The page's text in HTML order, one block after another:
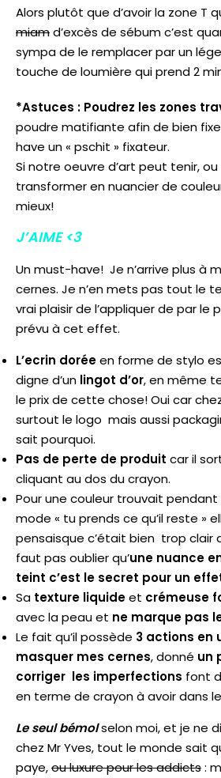
Alors plutôt que d’avoir la zone T
miamd’excès de sébum c’est
sympa de le remplacer par un
touche de loumière qui prend 2
*Astuces : Poudrez les zones
poudre matifiante afin de bien
have un « pschit » fixateur.
Si notre oeuvre d’art peut tenir,
transformer en nuancier de
mieux!
J’AIME <3
Un must-have! Je n’arrive plus à
cernes. Je n’en mets pas tout le
vrai plaisir de l’appliquer de par le
prévu à cet effet.
L’ecrin doréeen forme de stylo
digne d’un lingot d’or, en même
le prix de cette chose! Oui car
surtout le logo mais aussi
sait pourquoi.
Pas de perte de produit car il
cliquant au dos du crayon.
Pour une couleur trouvait pendant
mode « tu prends ce qu’il reste »
pensaisque c’était bien trop clair
faut pas oublier qu’une nuance
teint c’est le secret pour un
Sa texture liquideet crémeuse
avec la peau et ne marque pas
Le fait qu’il possède 3 actions en
masquer mes cernes, donné un
corriger les imperfections font
en terme de crayon à avoir dans
Le seul bémolselonmoi, et je ne
chez Mr Yves, tout le monde sait
paye,ou luxure pour les addicts: